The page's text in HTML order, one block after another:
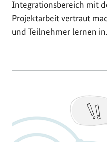
Integrationsbereich mit
Projektarbeit vertraut
und Teilnehmer lernen